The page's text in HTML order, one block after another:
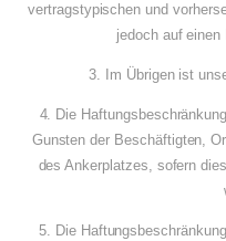
vertragstypischen und
jedoch auf
3. Im Übrigen ist
4. Die
Gunsten der Beschäftigten,
des Ankerplatzes, sofern
5. Die